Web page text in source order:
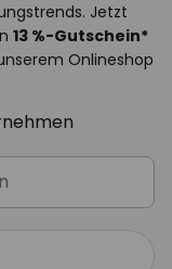
Jetzt
13 %-Gutschein*
Onlineshop